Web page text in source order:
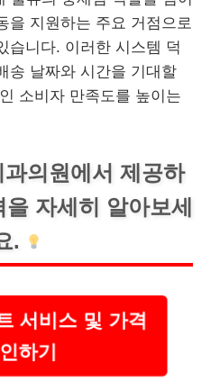
을 지원하는 주요 거점으로
습니다. 이러한 시스템 덕
송 날짜와 시간을 기대할
소비자 만족도를 높이는
과의원에서 제공하
자세히 알아보세
.
서비스 및 가격
하기